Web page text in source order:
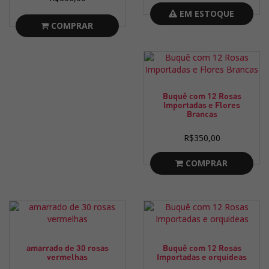
COMPRAR
EM ESTOQUE
Buquê com 12 Rosas
Importadas e Flores
Brancas
R$350,00
COMPRAR
amarrado de 30 rosas
vermelhas
Buquê com 12 Rosas
Importadas e orquideas